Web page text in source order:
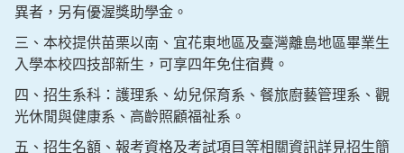
異者，另有優渥獎助學金。
三、本校提供苗栗以南、宜花東地區及臺灣離島地區畢業生
入學本校四技部新生，可享四年免住宿費。
四、招生系科：護理系、幼兒保育系、餐旅廚藝管理系、觀
光休閒與健康系、高齡照顧福祉系。
五、招生名額、報考資格及考試項目等相關資訊詳見招生簡